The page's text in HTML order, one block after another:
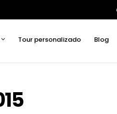
Tour personalizado Blog